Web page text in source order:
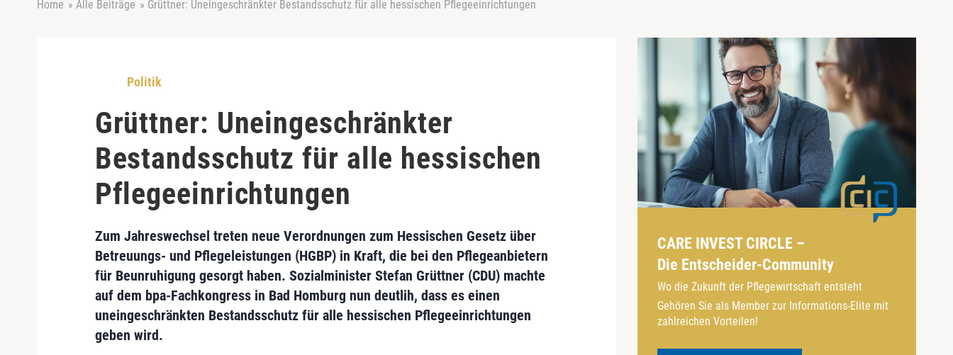
Home » Alle Beiträge » Grüttner: Uneingeschränkter Bestandsschutz für alle hessischen Pflegeeinrichtungen
Politik
Grüttner: Uneingeschränkter
Bestandsschutz für alle hessischen
Pflegeeinrichtungen
Zum Jahreswechsel treten neue Verordnungen zum Hessischen Gesetz über
Betreuungs- und Pflegeleistungen (HGBP)in Kraft, die bei den Pflegeanbietern
für Beunruhigung gesorgt haben. Sozialminister Stefan Grüttner(CDU) machte
auf dem bpa-Fachkongressin Bad Homburg nun deutlih, dass es einen
uneingeschränkten Bestandsschutzfür alle hessischen Pflegeeinrichtungen
geben wird.
CARE INVEST CIRCLE –
Die Entscheider-Community
Wo die Zukunft der Pflegewirtschaft entsteht
Gehören Sie als Member zur Informations-Elite mit
zahlreichen Vorteilen!